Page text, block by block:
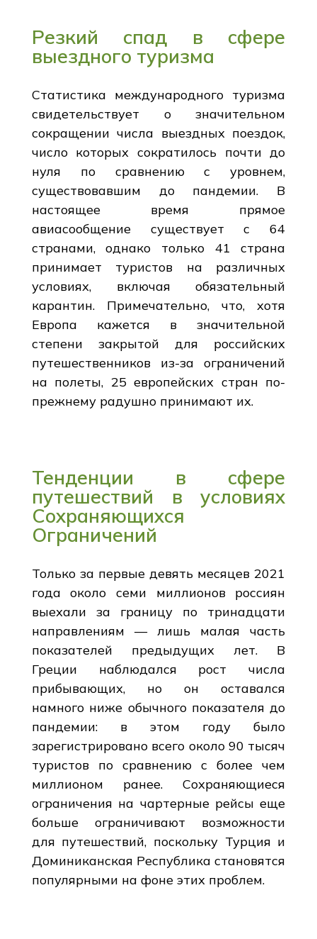
Резкий спад в сфере
выездного туризма
Статистика международного туризма
свидетельствует о значительном
сокращении числа выездных поездок,
число которых сократилось почти до
нуля по сравнению с уровнем,
существовавшим до пандемии. В
настоящее время прямое
авиасообщение существует с 64
странами, однако только 41 страна
принимает туристов на различных
условиях, включая обязательный
карантин. Примечательно, что, хотя
Европа кажется в значительной
степени закрытой для российских
путешественников из-за ограничений
на полеты, 25 европейских стран по-
прежнему радушно принимают их.
Тенденции в сфере
путешествий в условиях
Сохраняющихся
Ограничений
Только за первые девять месяцев 2021
года около семи миллионов россиян
выехали за границу по тринадцати
направлениям — лишь малая часть
показателей предыдущих лет. В
Греции наблюдался рост числа
прибывающих, но он оставался
намного ниже обычного показателя до
пандемии: в этом году было
зарегистрировано всего около 90 тысяч
туристов по сравнению с более чем
миллионом ранее. Сохраняющиеся
ограничения на чартерные рейсы еще
больше ограничивают возможности
для путешествий, поскольку Турция и
Доминиканская Республика становятся
популярными на фоне этих проблем.